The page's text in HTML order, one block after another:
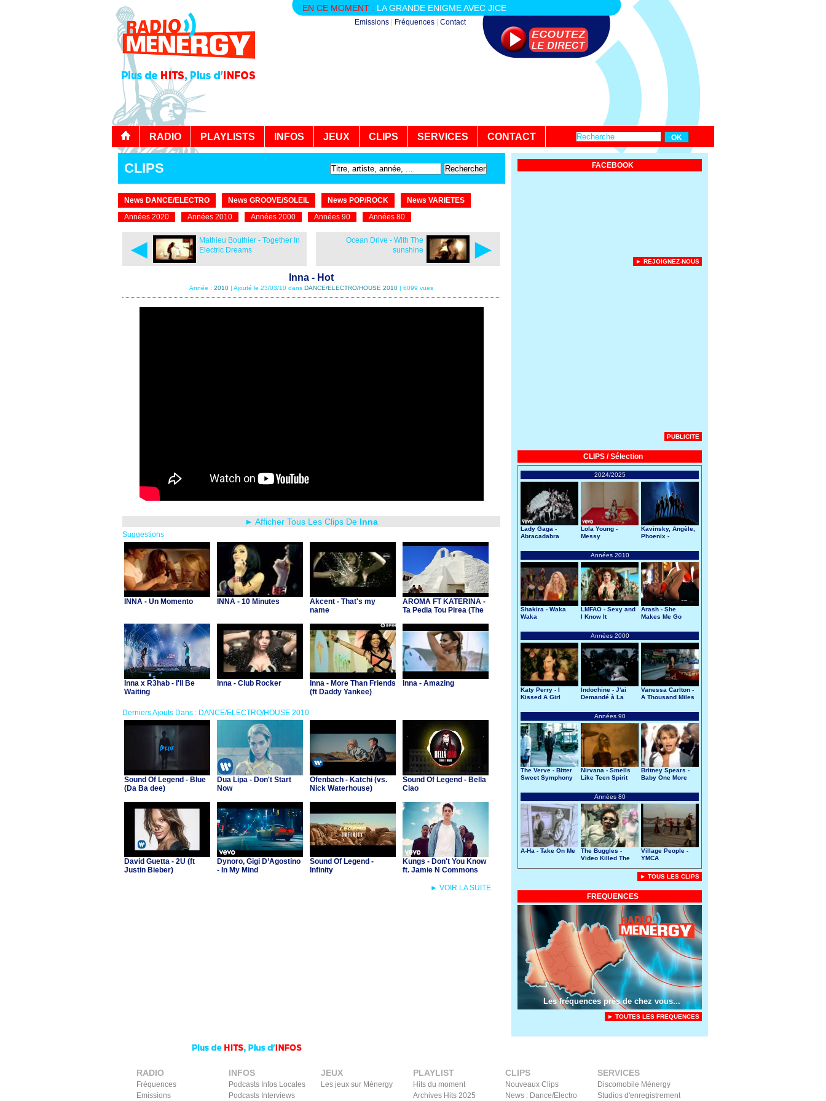
EN CE MOMENT : LA GRANDE ENIGME AVEC JICE
Emissions Fréquences Contact
RADIO PLAYLISTS INFOS JEUX CLIPS SERVICES CONTACT
CLIPS
News DANCE/ELECTRO News GROOVE/SOLEIL News POP/ROCK
News VARIETES
Années 2020
Années 2010 Années 2000 Années 90 Années 80
◄
Mathieu Bouthier - Together In
Electric Dreams
►
Ocean Drive - With The
sunshine
Inna - Hot
Année : 2010 | Ajouté le 23/03/10 dans DANCE/ELECTRO/HOUSE 2010 | 6099 vues
► Afficher Tous Les Clips De Inna
Suggestions
INNA - Un Momento INNA - 10 Minutes
Akcent - That's my
name
AROMA FT KATERINA -
Ta Pedia Tou Pirea (The
Inna x R3hab - I'll Be
Waiting
Inna - Club Rocker
Inna - More Than Friends
(ft Daddy Yankee)
Inna - Amazing
Derniers Ajouts Dans : DANCE/ELECTRO/HOUSE 2010
Sound Of Legend - Blue
(Da Ba dee)
Dua Lipa - Don't Start
Now
Ofenbach - Katchi (vs.
Nick Waterhouse)
Sound Of Legend - Bella
Ciao
David Guetta - 2U (ft
Justin Bieber)
Dynoro, Gigi D’Agostino
- In My Mind
Sound Of Legend -
Infinity
Kungs - Don't You Know
ft. Jamie N Commons
► VOIR LA SUITE
FACEBOOK
► REJOIGNEZ-NOUS
PUBLICITE
CLIPS / Sélection
2024/2025
Lady Gaga -
Abracadabra
Lola Young -
Messy
Kavinsky, Angèle,
Phoenix -
Années 2010
Shakira - Waka
Waka
LMFAO - Sexy and
I Know It
Arash - She
Makes Me Go
Années 2000
Katy Perry - I
Kissed A Girl
Indochine - J'ai
Demandé à La
Vanessa Carlton -
A Thousand Miles
Années 90
The Verve - Bitter
Sweet Symphony
Nirvana - Smells
Like Teen Spirit
Britney Spears -
Baby One More
Années 80
A-Ha - Take On Me
The Buggles -
Video Killed The
Village People -
YMCA
► TOUS LES CLIPS
FREQUENCES
Les fréquences près de chez vous...
► TOUTES LES FREQUENCES
RADIO
Fréquences
Emissions
INFOS
Podcasts Infos Locales
Podcasts Interviews
JEUX
Les jeux sur Ménergy
PLAYLIST
Hits du moment
Archives Hits 2025
CLIPS
Nouveaux Clips
News : Dance/Electro
SERVICES
Discomobile Ménergy
Studios d'enregistrement